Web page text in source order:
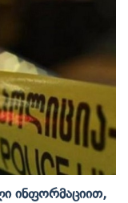
Ინფორმაციით,